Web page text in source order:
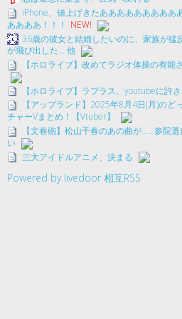
iPhone、値上げきたあああああああああ
ああああ！！！
NEW!
36歳の彼女と結婚したいのに、家族が猛
が飛び出した… 他
【ホロライブ】改めてラジオ体操の有能
【ホロライブ】ラプラス、youtubeに許
【アップランド】2025年8月4日(月)の
チャーVまとめ！【Vtuber】
【文春砲】松山千春のあの曲が……参院
い
三大アイドルアニメ、決まる
Powered by livedoor 相互RSS